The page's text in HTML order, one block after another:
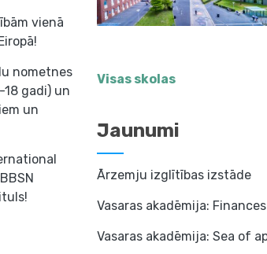
vienā
nometnes
18 gadi) un
un
Visas skolas
Jaunumi
Ārzemju izglītības izstāde
Vasaras akadēmija:
Vasaras akadēmija: Sea of